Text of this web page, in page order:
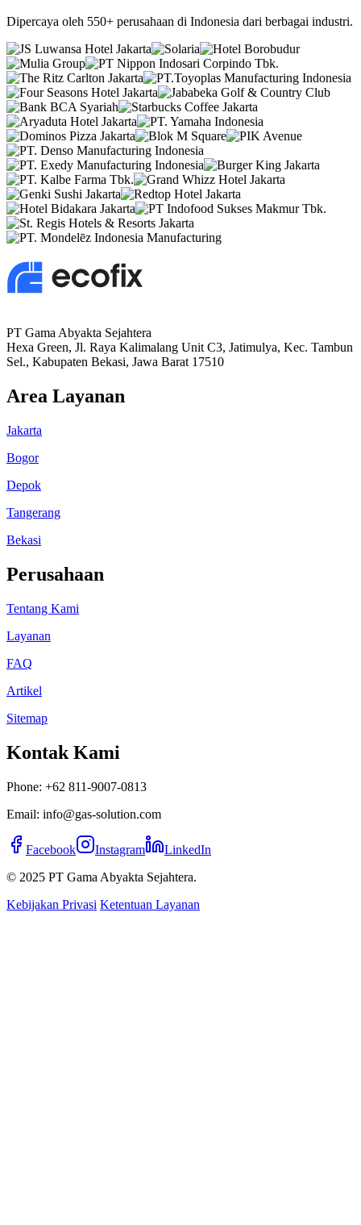
Dipercaya oleh 550+ perusahaan di Indonesia dari berbagai industri.
PT Gama Abyakta Sejahtera
Hexa Green, Jl. Raya Kalimalang Unit C3, Jatimulya, Kec. Tambun
Sel., Kabupaten Bekasi, Jawa Barat 17510
Area Layanan
Jakarta
Bogor
Depok
Tangerang
Bekasi
Perusahaan
Tentang Kami
Layanan
FAQ
Artikel
Sitemap
Kontak Kami
Phone: +62 811-9007-0813
Email: info@gas-solution.com
Facebook Instagram
LinkedIn
© 2025 PT Gama Abyakta Sejahtera.
Kebijakan Privasi Ketentuan Layanan